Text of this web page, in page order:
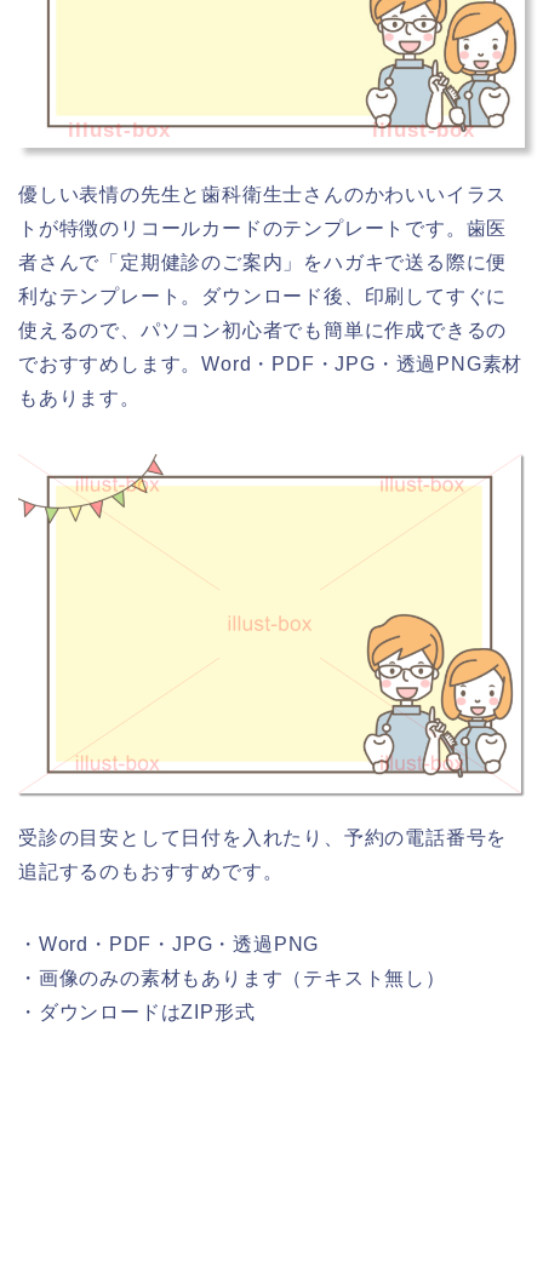
illust-box illust-box
優しい表情の先生と歯科衛生士さんのかわいいイラス
トが特徴のリコールカードのテンプレートです。歯医
者さんで「定期健診のご案内」をハガキで送る際に便
利なテンプレート。ダウンロード後、印刷してすぐに
使えるので、パソコン初心者でも簡単に作成できるの
でおすすめします。Word・PDF・JPG・透過PNG素材
もあります。
受診の目安として日付を入れたり、予約の電話番号を
追記するのもおすすめです。
・Word・PDF・JPG・透過PNG
・画像のみの素材もあります（テキスト無し）
・ダウンロードはZIP形式